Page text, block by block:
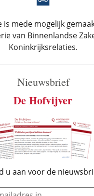
is mede mogelijk
van Binnenlandse
Koninkrijksrelaties.
Nieuwsbrief
De Hofvijver
u aan voor de
e-mail